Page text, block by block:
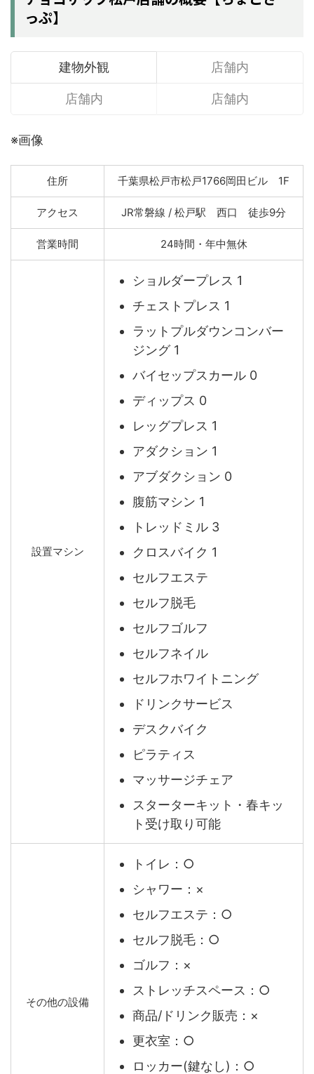
っぷ】
建物外観 店舗内
店舗内 店舗内
※画像
住所 千葉県松戸市松戸1766岡田ビル 1F
アクセス JR常磐線 / 松戸駅 西口 徒歩9分
営業時間 24時間・年中無休
設置マシン
ショルダープレス 1
チェストプレス 1
ラットプルダウンコンバー
ジング 1
バイセップスカール 0
ディップス 0
レッグプレス 1
アダクション 1
アブダクション 0
腹筋マシン 1
トレッドミル 3
クロスバイク 1
セルフエステ
セルフ脱毛
セルフゴルフ
セルフネイル
セルフホワイトニング
ドリンクサービス
デスクバイク
ピラティス
マッサージチェア
スターターキット・春キッ
ト受け取り可能
その他の設備
トイレ：○
シャワー：×
セルフエステ：○
セルフ脱毛：○
ゴルフ：×
ストレッチスペース：○
商品/ドリンク販売：×
更衣室：○
ロッカー(鍵なし)：○